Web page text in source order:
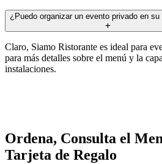
¿Puedo organizar un evento privado en su
Claro, Siamo Ristorante es ideal para
para más detalles sobre el menú y la
instalaciones.
Ordena, Consulta el
Tarjeta de Regalo